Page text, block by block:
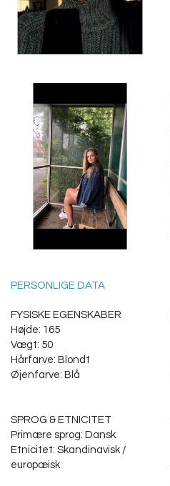
PERSONLIGE DATA
FYSISKE EGENSKABER
Højde: 165
Vægt: 50
Hårfarve: Blondt
Øjenfarve: Blå
SPROG & ETNICITET
Primære sprog: Dansk
Etnicitet: Skandinavisk /
europæisk